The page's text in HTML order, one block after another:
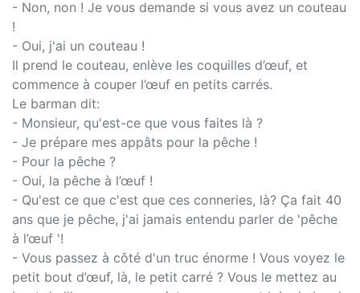
- Non, non ! Je vous demande si vous avez un couteau
!
- Oui, j'ai un couteau !
Il prend le couteau, enlève les coquilles d’œuf, et
commence à couper l’œuf en petits carrés.
Le barman dit:
- Monsieur, qu'est-ce que vous faites là ?
- Je prépare mes appâts pour la pêche !
- Pour la pêche ?
- Oui, la pêche à l’œuf !
- Qu'est ce que c'est que ces conneries, là? Ça fait 40
ans que je pêche, j'ai jamais entendu parler de 'pêche
à l’œuf '!
- Vous passez à côté d'un truc énorme ! Vous voyez le
petit bout d’œuf, là, le petit carré ? Vous le mettez au